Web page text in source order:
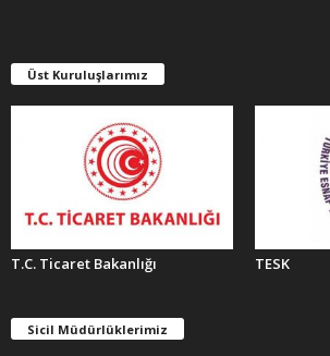
E
R
Üst Kuruluşlarımız
T.C. Ticaret Bakanlığı TESK
Sicil Müdürlüklerimiz